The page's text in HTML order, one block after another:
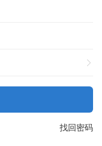
找回密码